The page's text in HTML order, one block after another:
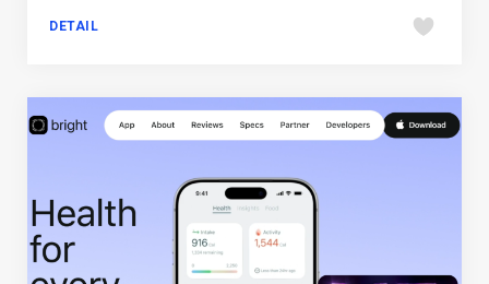
DETAIL